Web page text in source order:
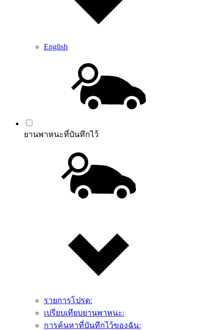
English
ยานพาหนะที่บันทึกไว้
รายการโปรด:
เปรียบเทียบยานพาหนะ:
การค้นหาที่บันทึกไว้ของฉัน: